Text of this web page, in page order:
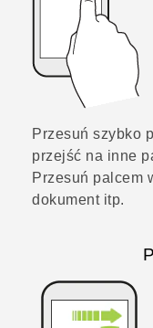
Przesuń szybko
przejść na inne
Przesuń palcem
dokument itp.